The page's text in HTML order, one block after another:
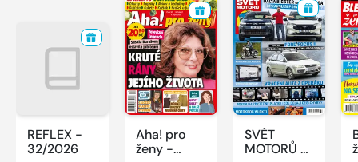
REFLEX -
32/2026
Aha! pro
ženy -
SVĚT
MOTORŮ -